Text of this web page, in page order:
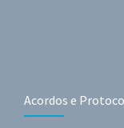
Acordos e